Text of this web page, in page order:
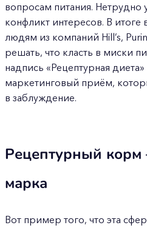
вопросам питания. Нетрудно
конфликт интересов. В
людям из компаний Hill’s,
решать, что класть в миски
надпись «Рецептурная
маркетинговый приём,
в заблуждение.
Рецептурный корм
марка
Вот пример того, что эта